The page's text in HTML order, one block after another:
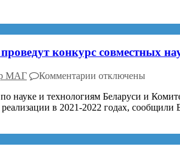
конкурс совместных
МАГ Комментарии к
Беларусь
и
отключены
науке и технологиям Беларуси и
реализации в 2021-2022 годах,